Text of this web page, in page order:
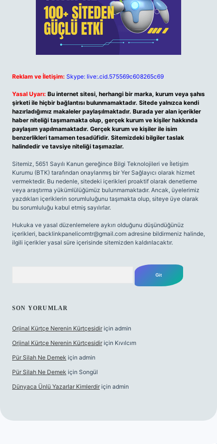
Reklam ve İletişim: Skype: live:.cid.575569c608265c69
Yasal Uyarı: Bu internet sitesi, herhangi bir marka, kurum veya şahıs
şirketi ile hiçbir bağlantısı bulunmamaktadır. Sitede yalnızca kendi
hazırladığımız makaleler paylaşılmaktadır. Burada yer alan içerikler
haber niteliği taşımamakta olup, gerçek kurum ve kişiler hakkında
paylaşım yapılmamaktadır. Gerçek kurum ve kişiler ile isim
benzerlikleri tamamen tesadüfidir. Sitemizdeki bilgiler taslak
halindedir ve tavsiye niteliği taşımazlar.
Sitemiz, 5651 Sayılı Kanun gereğince Bilgi Teknolojileri ve İletişim
Kurumu (BTK) tarafından onaylanmış bir Yer Sağlayıcı olarak hizmet
vermektedir. Bu nedenle, sitedeki içerikleri proaktif olarak denetleme
veya araştırma yükümlülüğümüz bulunmamaktadır. Ancak, üyelerimiz
yazdıkları içeriklerin sorumluluğunu taşımakta olup, siteye üye olarak
bu sorumluluğu kabul etmiş sayılırlar.
Hukuka ve yasal düzenlemelere aykırı olduğunu düşündüğünüz
içerikleri, backlinkpanelicomtr@gmail.com adresine bildirmeniz halinde,
ilgili içerikler yasal süre içerisinde sitemizden kaldırılacaktır.
SON YORUMLAR
Orjinal Kürtçe Nerenin Kürtçesidir için admin
Orjinal Kürtçe Nerenin Kürtçesidir için Kıvılcım
Pür Silah Ne Demek için admin
Pür Silah Ne Demek için Songül
Dünyaca Ünlü Yazarlar Kimlerdir için admin